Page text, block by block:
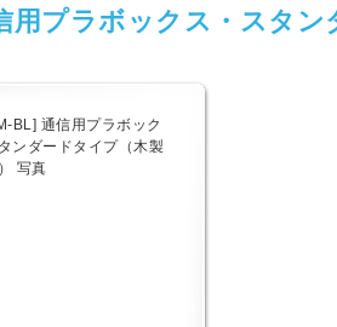
用プラボックス・スタン